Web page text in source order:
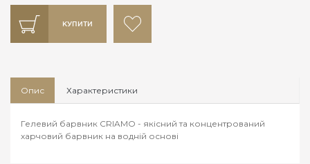
КУПИТИ
Опис Характеристики
Гелевий барвник CRIAMO - якісний та концентрований
харчовий барвник на водній основі